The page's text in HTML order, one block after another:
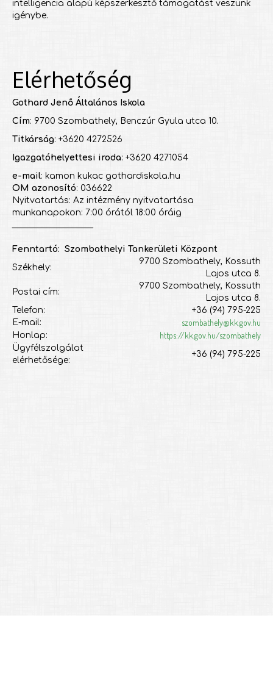
intelligencia alapú képszerkesztő támogatást veszünk
igénybe.
Elérhetőség
Gothard Jenő Általános Iskola
Cím: 9700 Szombathely, Benczúr Gyula utca 10.
Titkárság: +3620 4272526
Igazgatóhelyettesi iroda: +3620 4271054
e-mail: kamon kukac gothardiskola.hu
OM azonosító: 036622
Nyitvatartás: Az intézmény nyitvatartása
munkanapokon: 7:00 órától 18:00 óráig
Fenntartó: Szombathelyi Tankerületi Központ
Székhely:
9700 Szombathely, Kossuth
Lajos utca 8.
Postai cím:
9700 Szombathely, Kossuth
Lajos utca 8.
Telefon:
+36 (94) 795-225
E-mail:
szombathely@kk.gov.hu
Honlap: https://kk.gov.hu/szombathely
Ügyfélszolgálat
elérhetősége:
+36 (94) 795-225